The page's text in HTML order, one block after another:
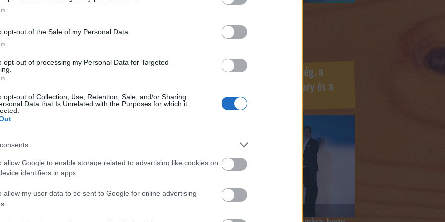
opt-out of the Sale of my Personal Data.
opt-out of processing my Personal Data for Targeted
opt-out of Collection, Use, Retention, Sale, and/or Sharing
Data that Is Unrelated with the Purposes for which it
allow Google to enable storage related to advertising like cookies on
identifiers in apps.
allow my user data to be sent to Google for online advertising
jó ajándék? Tárgy vagy élmény okoz
jó dolog vagy inkább kellemetlen
szellemei'
néha a múltba kell tekintenünk. Történt
korábbi években? Itt az ideje egy decemberi
is elénk tárul, hogy számot adjunk az
egy fotóválogatást is készíthetünk az
fontos mérföldkövekről.
közül?
Facebook oldaldoboz
Magyar Marketing Szövetség, a
KREATÍV, az Internet Hungary és a
turizmus szakma díjai